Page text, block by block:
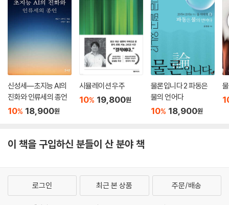
보라. 고정점을 고정하기 위해선 끓음이 무엇인지 알아야 하며, 압력을 비
롯한 다양한 요인에 의해 널뛰듯 움직이는 끓는점 중 표준이 되는 어떤 점
을 고정해야 한다. 그리고 우리가 사용하는 수은온도계 속의 빨간 선과는
달리 과거의 온도계는 온도에 따라 일정하게 선형으로 팽창하지도 않았다.
또 당시의 온도계는 극한의 추위에 가면 얼어붙고, 도자기의 가마 속과 같
은 뜨거운 곳에서는 녹아내렸다.
온도계의 역사는 이처럼 우리의 생각보다 험난했고, 이를 극복하는 과정에
서 화씨온도계로 유명한 파렌하이트, 섭씨온도계의 셀시우스, 잠열을 측
정한 블랙, 열용량 이론을 발전시킨 어빈, 끓는점을 고정시킨 드 뤽과 캐번
위대한 영웅들이 등장했다.
교수는 이 과정에 대한 꼼꼼한 과학사 연구를 통해 다양한 온도 측정의 과
정이 지금까지 아직 해명이 되지 않은 새로운 현상을 많이 밝혀낸 의미 있
신성세―초지능 AI의
진화와 인류세의 종언
10% 18,900원
시뮬레이션 우주
10% 19,800원
물론입니다 2 파동은
물의 언어다
10% 18,900원
이 책을 구입하신 분들이 산 분야 책
로그인 최근 본 상품 주문/배송